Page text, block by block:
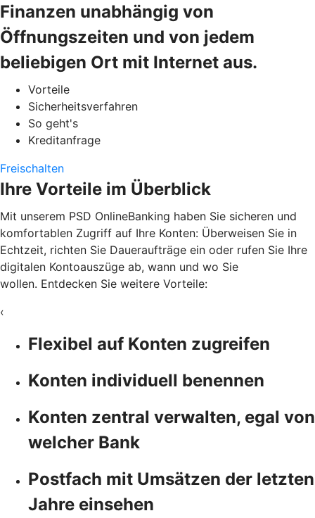
Finanzen unabhängig von
Öffnungszeiten und von jedem
beliebigen Ort mit Internet aus.
Vorteile
Sicherheitsverfahren
So geht's
Kreditanfrage
Freischalten
Ihre Vorteile im Überblick
Mit unserem PSD OnlineBanking haben Sie sicheren und
komfortablen Zugriff auf Ihre Konten: Überweisen Sie in
Echtzeit, richten Sie Daueraufträge ein oder rufen Sie Ihre
digitalen Kontoauszüge ab, wann und wo Sie
wollen. Entdecken Sie weitere Vorteile:
‹
Flexibel auf Konten zugreifen
Konten individuell benennen
Konten zentral verwalten, egal von
welcher Bank
Postfach mit Umsätzen der letzten
Jahre einsehen